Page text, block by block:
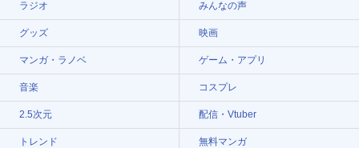
ラジオ みんなの声
グッズ 映画
マンガ・ラノベ ゲーム・アプリ
音楽 コスプレ
2.5次元 配信・Vtuber
トレンド 無料マンガ